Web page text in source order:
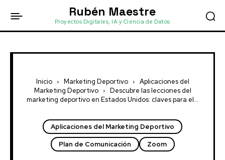
Rubén Maestre
Proyectos Digitales, IA y Ciencia de Datos
Inicio Marketing Deportivo
Aplicaciones del
Marketing Deportivo
Descubre las lecciones del
marketing deportivo en Estados Unidos: claves para el...
Aplicaciones del Marketing Deportivo
Plan de Comunicación Zoom